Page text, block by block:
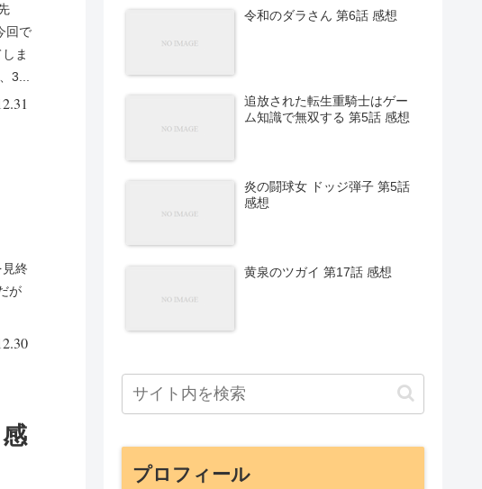
回で
ま
3...
終
が
令和のダラさん 第6話 感想
追放された転生重騎士はゲー
ム知識で無双する 第5話 感想
炎の闘球女 ドッジ弾子 第5話
感想
黄泉のツガイ 第17話 感想
プロフィール